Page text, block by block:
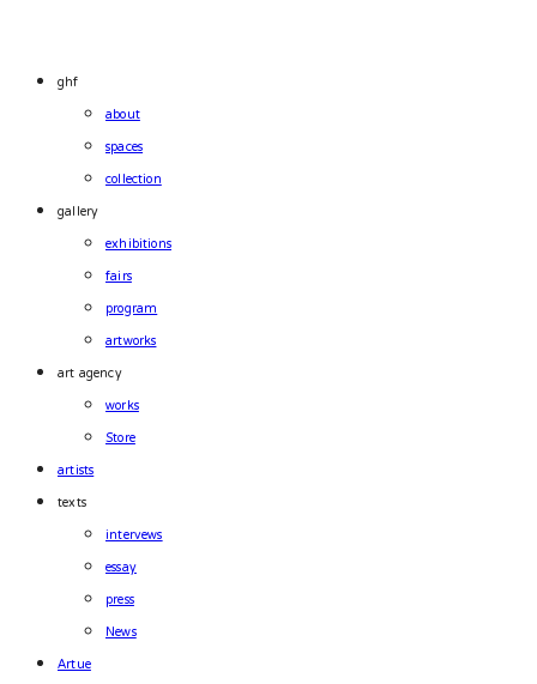
ghf
about
spaces
collection
gallery
exhibitions
fairs
program
artworks
art agency
works
Store
artists
texts
intervews
essay
press
News
Artue